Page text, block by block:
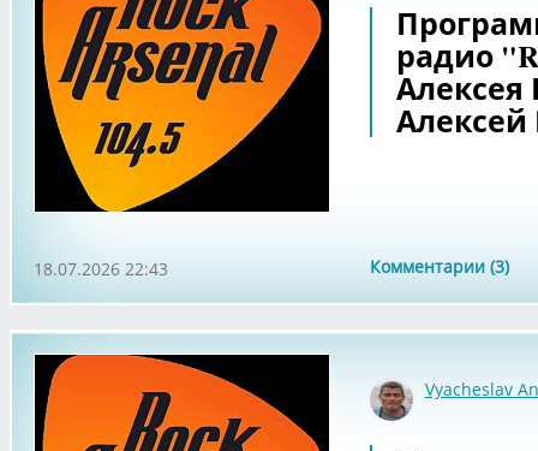
радио
Комментарии (3)
18.07.2026 22:43
Vyacheslav